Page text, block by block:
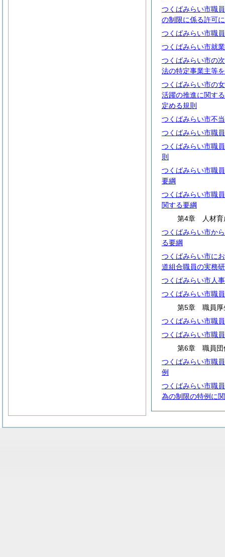
つくばみらい市職
の制限に係る許可
つくばみらい市職
つくばみらい市就
つくばみらい市の
法の特定事業主等
つくばみらい市の
活躍の推進に関す
定める規則
つくばみらい市不
つくばみらい市職
つくばみらい市職
則
つくばみらい市職
要綱
つくばみらい市職
関する要綱
第4章 人材育
つくばみらい市か
る要綱
つくばみらい市に
道組合職員の実務
つくばみらい市人
つくばみらい市職
第5章 職員厚
つくばみらい市職
つくばみらい市職
第6章 職員団
つくばみらい市職
例
つくばみらい市職
為の制限の特例に